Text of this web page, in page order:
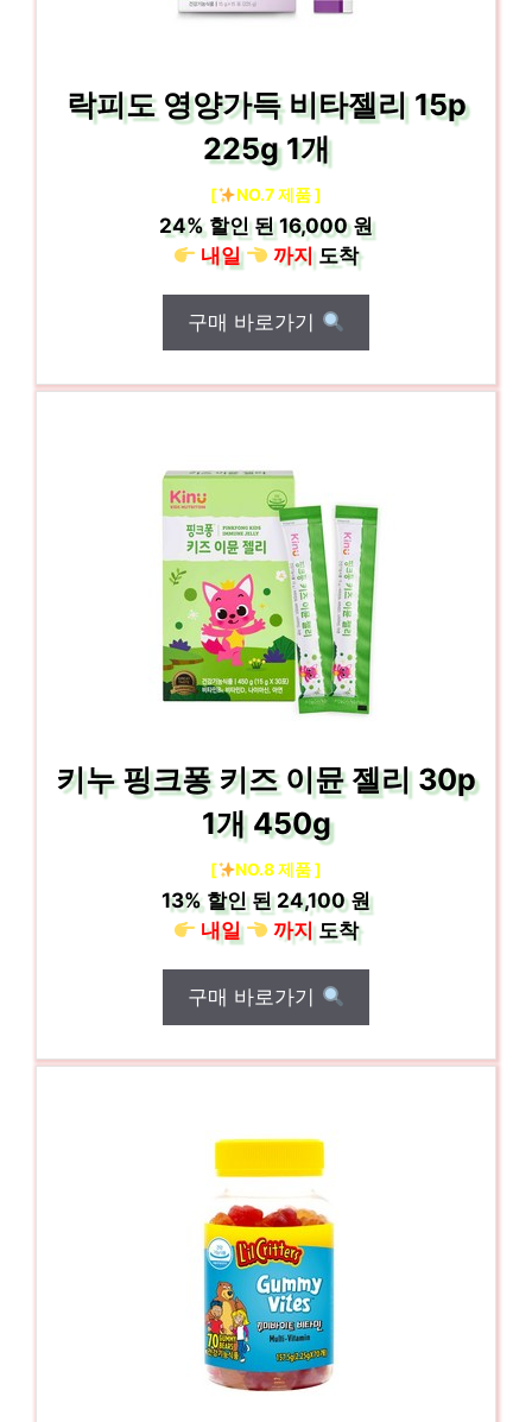
락피도 영양가득 비타젤리 15p
225g 1개
[ NO.7 제품 ]
24%할인 된16,000 원
내일
까지도착
구매 바로가기
키누 핑크퐁 키즈 이뮨 젤리 30p
1개 450g
[ NO.8 제품 ]
13%할인 된24,100 원
내일
까지도착
구매 바로가기